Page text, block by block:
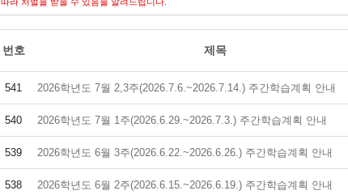
번호 제목
541 2026학년도 7월 2,3주(2026.7.6.~2026.7.14.) 주간학습계획 안내
540 2026학년도 7월 1주(2026.6.29.~2026.7.3.) 주간학습계획 안내
539 2026학년도 6월 3주(2026.6.22.~2026.6.26.) 주간학습계획 안내
538 2026학년도 6월 2주(2026.6.15.~2026.6.19.) 주간학습계획 안내